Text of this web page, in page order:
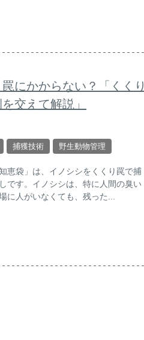
にかからない？「くくり
交えて解説」
捕獲技術 野生動物管理
恵袋」は、イノシシをくくり罠で捕
です。イノシシは、特に人間の臭い
に人がいなくても、残った...